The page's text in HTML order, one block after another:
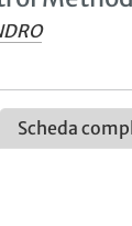
Scheda